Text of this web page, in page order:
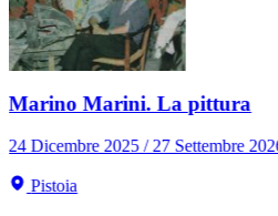
Marino Marini. La pittura
24 Dicembre 2025 / 27 Settembre
Pistoia